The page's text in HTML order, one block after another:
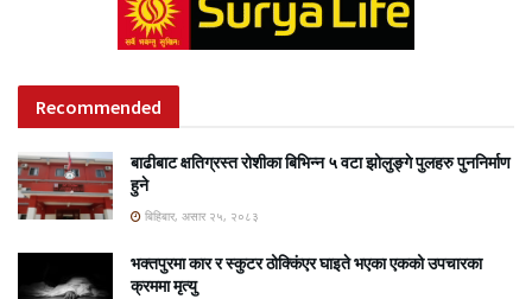
Recommended
बाढीबाट क्षतिग्रस्त रोशीका बिभिन्न ५ वटा झोलुङ्गे पुलहरु पुननिर्माण
हुने
बिहिबार, असार २५, २०८३
भक्तपुरमा कार र स्कुटर ठोक्किंएर घाइते भएका एकको उपचारका
क्रममा मृत्यु